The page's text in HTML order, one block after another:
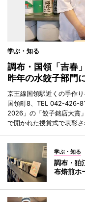
学ぶ・知る
調布・国領「吉春
昨年の水餃子部門
京王線国領駅近くの手作
国領町8、TEL 042-426-
2026」の「餃子銘店大賞
で開かれた授賞式で表彰さ
学ぶ・知る
調布・狛
布焙煎ホ